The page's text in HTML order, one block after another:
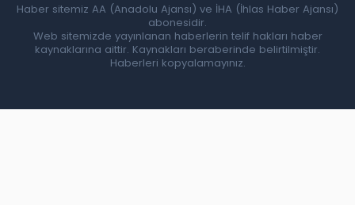
Haber sitemiz AA (Anadolu Ajansı) ve İHA (İhlas Haber Ajansı)
abonesidir.
Web sitemizde yayınlanan haberlerin telif hakları haber
kaynaklarına aittir. Kaynakları beraberinde belirtilmiştir.
Haberleri kopyalamayınız.